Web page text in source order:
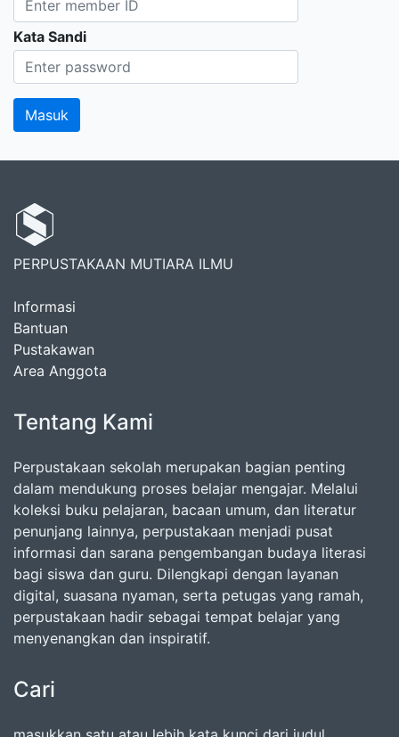
Kata Sandi
PERPUSTAKAAN MUTIARA ILMU
Informasi
Bantuan
Pustakawan
Area Anggota
Tentang Kami
Perpustakaan sekolah merupakan bagian penting
dalam mendukung proses belajar mengajar. Melalui
koleksi buku pelajaran, bacaan umum, dan literatur
penunjang lainnya, perpustakaan menjadi pusat
informasi dan sarana pengembangan budaya literasi
bagi siswa dan guru. Dilengkapi dengan layanan
digital, suasana nyaman, serta petugas yang ramah,
perpustakaan hadir sebagai tempat belajar yang
menyenangkan dan inspiratif.
Cari